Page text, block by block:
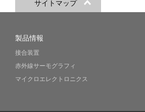
サイトマップ
製品情報
接合装置
赤外線サーモグラフィ
マイクロエレクトロニクス